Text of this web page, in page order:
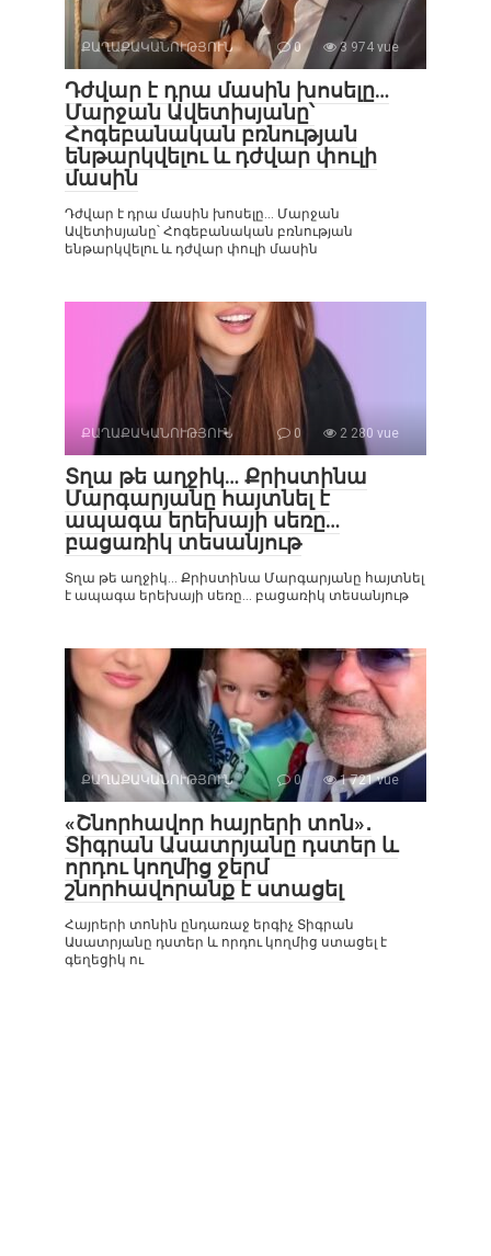
ՔԱՂԱՔԱԿԱՆՈՒԹՅՈՒՆ 0 3 974 vue
Դժվար է դրա մասին խոսելը…
Մարջան Ավետիսյանը՝
Հոգեբանական բռնության
ենթարկվելու և դժվար փուլի
մասին
Դժվար է դրա մասին խոսելը… Մարջան
Ավետիսյանը՝ Հոգեբանական բռնության
ենթարկվելու և դժվար փուլի մասին
ՔԱՂԱՔԱԿԱՆՈՒԹՅՈՒՆ 0 2 280 vue
Տղա թե աղջիկ… Քրիստինա
Մարգարյանը հայտնել է
ապագա երեխայի սեռը…
բացառիկ տեսանյութ
Տղա թե աղջիկ… Քրիստինա Մարգարյանը հայտնել
է ապագա երեխայի սեռը… բացառիկ տեսանյութ
ՔԱՂԱՔԱԿԱՆՈՒԹՅՈՒՆ 0 1 721 vue
«Շնորհավոր հայրերի տոն»․
Տիգրան Ասատրյանը դստեր և
որդու կողմից ջերմ
շնորհավորանք է ստացել
Հայրերի տոնին ընդառաջ երգիչ Տիգրան
Ասատրյանը դստեր և որդու կողմից ստացել է
գեղեցիկ ու